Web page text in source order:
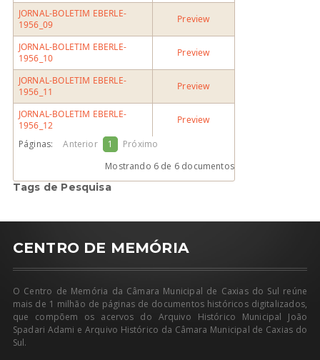
JORNAL-BOLETIM EBERLE-
1956_09
Preview
JORNAL-BOLETIM EBERLE-
1956_10
Preview
JORNAL-BOLETIM EBERLE-
1956_11
Preview
JORNAL-BOLETIM EBERLE-
1956_12
Preview
Páginas:
Anterior 1
Próximo
Mostrando 6 de 6 documentos
Tags de Pesquisa
CENTRO DE MEMÓRIA
O Centro de Memória da Câmara Municipal de Caxias do Sul reúne
mais de 1 milhão de páginas de documentos históricos digitalizados,
que compõem os acervos do Arquivo Histórico Municipal João
Spadari Adami e Arquivo Histórico da Câmara Municipal de Caxias do
Sul.